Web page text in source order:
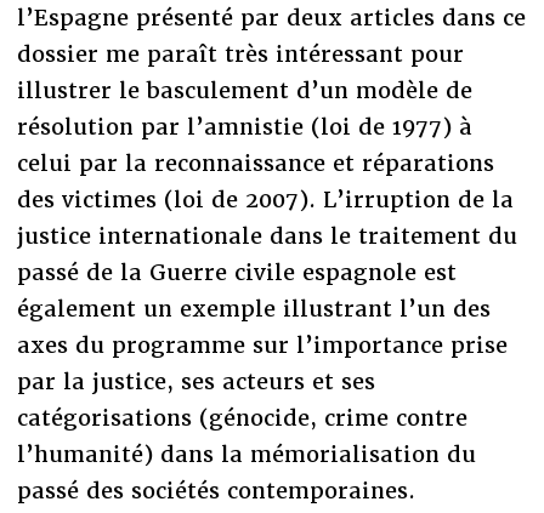
l’Espagne présenté par deux articles dans ce
dossier me paraît très intéressant pour
illustrer le basculement d’un modèle de
résolution par l’amnistie (loi de 1977) à
celui par la reconnaissance et réparations
des victimes (loi de 2007). L’irruption de la
justice internationale dans le traitement du
passé de la Guerre civile espagnole est
également un exemple illustrant l’un des
axes du programme sur l’importance prise
par la justice, ses acteurs et ses
catégorisations (génocide, crime contre
l’humanité) dans la mémorialisation du
passé des sociétés contemporaines.